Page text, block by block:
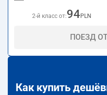
2-й класс от:94 PLN
ПОЕЗД
Как купить